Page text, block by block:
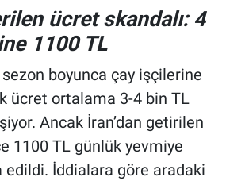
ücret skandalı: 4
1100 TL
sezon boyunca çay işçilerine
ücret ortalama 3-4 bin TL
Ancak İran’dan getirilen
1100 TL günlük yevmiye
edildi. İddialara göre aradaki